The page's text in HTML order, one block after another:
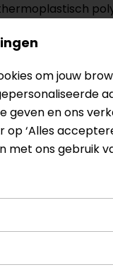
nodig?
met ons op of
Breda, Capelle
of Apeldoorn. In de
& passen en
voor je klaar
RSS 3.0
om jouw
geven en ons
op ‘Alles
met ons gebruik